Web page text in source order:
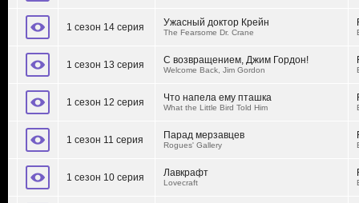
1 сезон 14 серия Ужасный доктор Крейн
The Fearsome Dr. Crane
1 сезон 13 серия С возвращением, Джим Гордон!
Welcome Back, Jim Gordon
1 сезон 12 серия Что напела ему пташка
What the Little Bird Told Him
1 сезон 11 серия Парад мерзавцев
Rogues' Gallery
1 сезон 10 серия Лавкрафт
Lovecraft